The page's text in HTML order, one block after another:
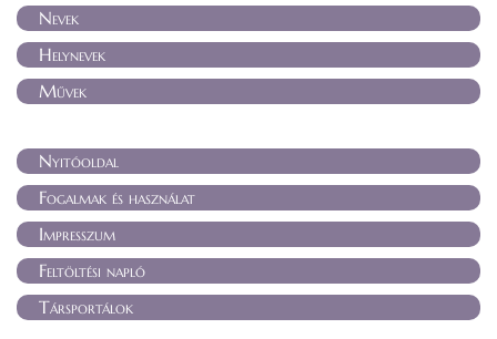
Nevek
Helynevek
Művek
Nyitóoldal
Fogalmak és használat
Impresszum
Feltöltési napló
Társportálok